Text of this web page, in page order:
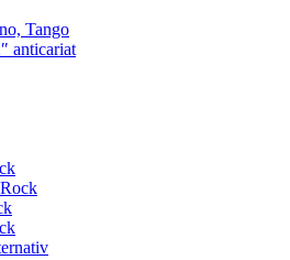
Tango
anticariat